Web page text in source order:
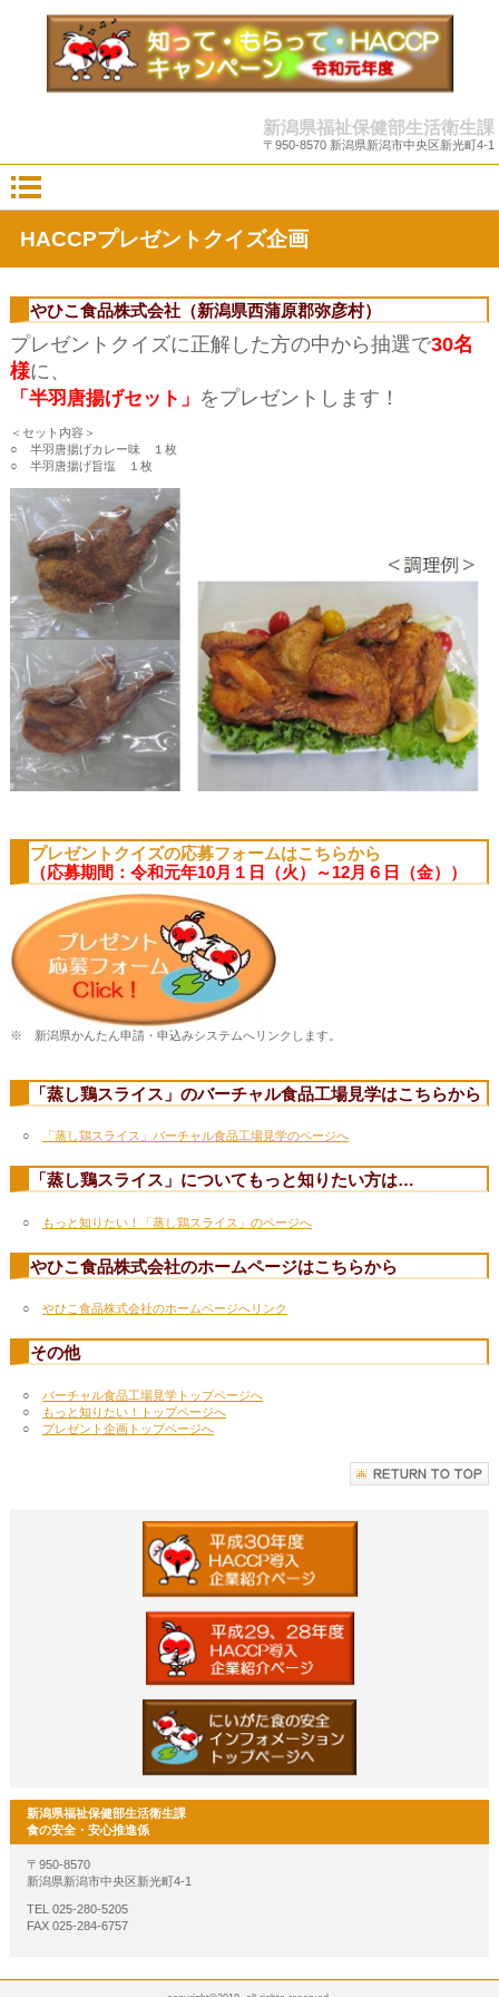
新潟県福祉保健部生活衛生課
〒950-8570 新潟県新潟市中央区新光町4-1
HACCPプレゼントクイズ企画
やひこ食品株式会社（新潟県西蒲原郡弥彦村）
プレゼントクイズに正解した方の中から抽選で30名
様に、
「半羽唐揚げセット」 をプレゼントします！
＜セット内容＞
○ 半羽唐揚げカレー味 １枚
○ 半羽唐揚げ旨塩 １枚
プレゼントクイズの応募フォームはこちらから
（応募期間：令和元年10月１日（火）～12月６日（金））
※ 新潟県かんたん申請・申込みシステムへリンクします。
「蒸し鶏スライス」のバーチャル食品工場見学はこちらから
○ 「蒸し鶏スライス」バーチャル食品工場見学のページへ
「蒸し鶏スライス」についてもっと知りたい方は…
○ もっと知りたい！「蒸し鶏スライス」のページへ
やひこ食品株式会社のホームページはこちらから
○ やひこ食品株式会社のホームページへリンク
その他
○ バーチャル食品工場見学トップページへ
○
もっと知りたい！トップページへ
○ プレゼント企画トップページへ
新潟県福祉保健部生活衛生課
食の安全・安心推進係
〒950-8570
新潟県新潟市中央区新光町4-1
TEL 025-280-5205
FAX 025-284-6757